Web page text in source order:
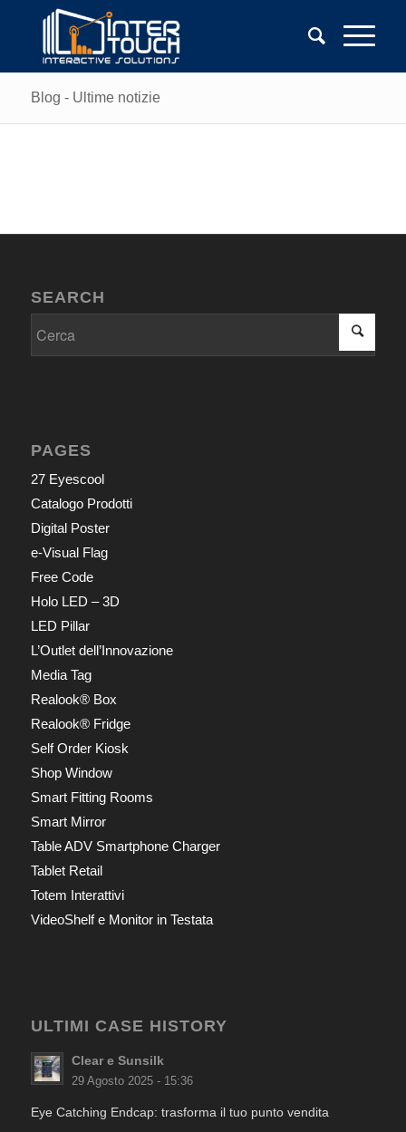
Blog - Ultime notizie
SEARCH
PAGES
27 Eyescool
Catalogo Prodotti
Digital Poster
e-Visual Flag
Free Code
Holo LED – 3D
LED Pillar
L’Outlet dell’Innovazione
Media Tag
Realook® Box
Realook® Fridge
Self Order Kiosk
Shop Window
Smart Fitting Rooms
Smart Mirror
Table ADV Smartphone Charger
Tablet Retail
Totem Interattivi
VideoShelf e Monitor in Testata
ULTIMI CASE HISTORY
Clear e Sunsilk
29 Agosto 2025 - 15:36
Eye Catching Endcap: trasforma il tuo punto vendita